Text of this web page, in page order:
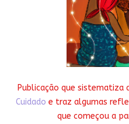
Publicação que sistematiza
Cuidado e traz algumas
que começou a